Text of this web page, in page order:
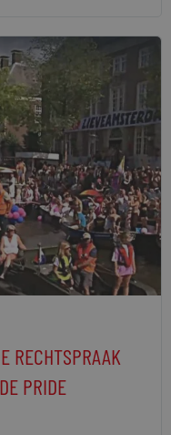
RECHTSPRAAK
PRIDE